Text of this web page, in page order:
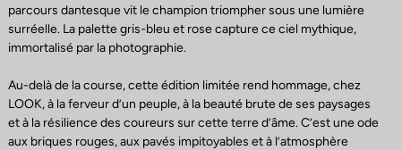
parcours dantesque vit le champion triompher sous une lumière
surréelle. La palette gris-bleu et rose capture ce ciel mythique,
immortalisé par la photographie.
Au-delà de la course, cette édition limitée rend hommage, chez
LOOK, à la ferveur d’un peuple, à la beauté brute de ses paysages
et à la résilience des coureurs sur cette terre d’âme. C’est une ode
aux briques rouges, aux pavés impitoyables et à l’atmosphère